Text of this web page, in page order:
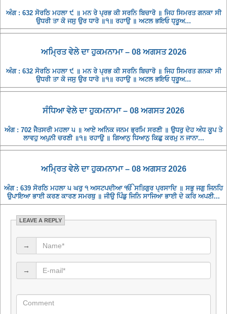
ਅੰਗ : 632 ਸੋਰਠਿ ਮਹਲਾ ੯ ॥ ਮਨ ਰੇ ਪ੍ਰਭ ਕੀ ਸਰਨਿ ਬਿਚਾਰੋ ॥ ਜਿਹ ਸਿਮਰਤ ਗਨਕਾ ਸੀ
ਉਧਰੀ ਤਾ ਕੋ ਜਸੁ ਉਰ ਧਾਰੋ ॥੧॥ ਰਹਾਉ ॥ ਅਟਲ ਭਇਓ ਧ੍ਰੂਅ...
ਅਮ੍ਰਿਤ ਵੇਲੇ ਦਾ ਹੁਕਮਨਾਮਾ – 08 ਅਗਸਤ 2026
ਅੰਗ : 632 ਸੋਰਠਿ ਮਹਲਾ ੯ ॥ ਮਨ ਰੇ ਪ੍ਰਭ ਕੀ ਸਰਨਿ ਬਿਚਾਰੋ ॥ ਜਿਹ ਸਿਮਰਤ ਗਨਕਾ ਸੀ
ਉਧਰੀ ਤਾ ਕੋ ਜਸੁ ਉਰ ਧਾਰੋ ॥੧॥ ਰਹਾਉ ॥ ਅਟਲ ਭਇਓ ਧ੍ਰੂਅ...
ਸੰਧਿਆ ਵੇਲੇ ਦਾ ਹੁਕਮਨਾਮਾ – 08 ਅਗਸਤ 2026
ਅੰਗ : 702 ਜੈਤਸਰੀ ਮਹਲਾ ੫ ॥ ਆਏ ਅਨਿਕ ਜਨਮ ਭ੍ਰਮਿ ਸਰਣੀ ॥ ਉਧਰੁ ਦੇਹ ਅੰਧ ਕੂਪ ਤੇ
ਲਾਵਹੁ ਅਪੁਨੀ ਚਰਣੀ ॥੧॥ ਰਹਾਉ ॥ ਗਿਆਨੁ ਧਿਆਨੁ ਕਿਛੁ ਕਰਮੁ ਨ ਜਾਨਾ...
ਅਮ੍ਰਿਤ ਵੇਲੇ ਦਾ ਹੁਕਮਨਾਮਾ – 08 ਅਗਸਤ 2026
ਅੰਗ : 639 ਸੋਰਠਿ ਮਹਲਾ ੫ ਘਰੁ ੧ ਅਸਟਪਦੀਆ ੴ ਸਤਿਗੁਰ ਪ੍ਰਸਾਦਿ ॥ ਸਭੁ ਜਗੁ ਜਿਨਹਿ
ਉਪਾਇਆ ਭਾਈ ਕਰਣ ਕਾਰਣ ਸਮਰਥੁ ॥ ਜੀਉ ਪਿੰਡੁ ਜਿਨਿ ਸਾਜਿਆ ਭਾਈ ਦੇ ਕਰਿ ਅਪਣੀ...
LEAVE A REPLY
→
→